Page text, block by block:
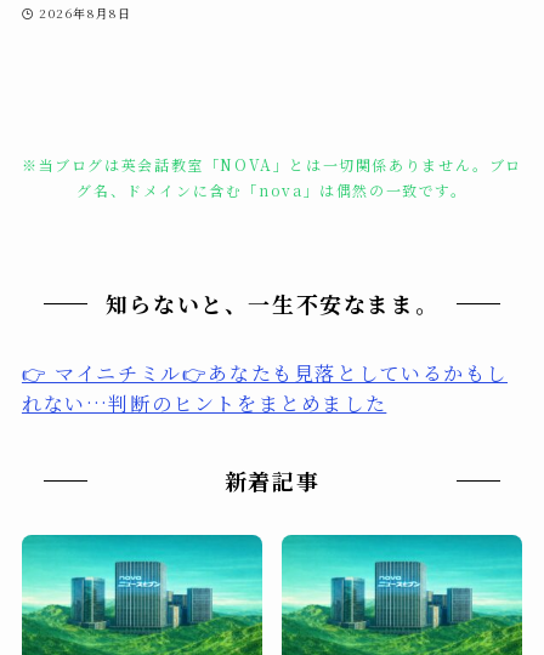
2026年8月8日
※当ブログは英会話教室「NOVA」とは一切関係ありません。ブロ
グ名、ドメインに含む「nova」は偶然の一致です。
知らないと、一生不安なまま。
👉 マイニチミル👉あなたも見落としているかもし
れない…判断のヒントをまとめました
新着記事